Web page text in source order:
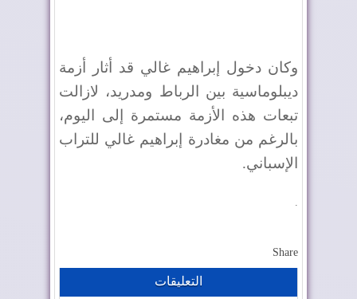
وكان دخول إبراهيم غالي قد أثار أزمة
ديبلوماسية بين الرباط ومدريد، لازالت
تبعات هذه الأزمة مستمرة إلى اليوم،
بالرغم من مغادرة إبراهيم غالي للتراب
الإسباني.
.
Share
التعليقات